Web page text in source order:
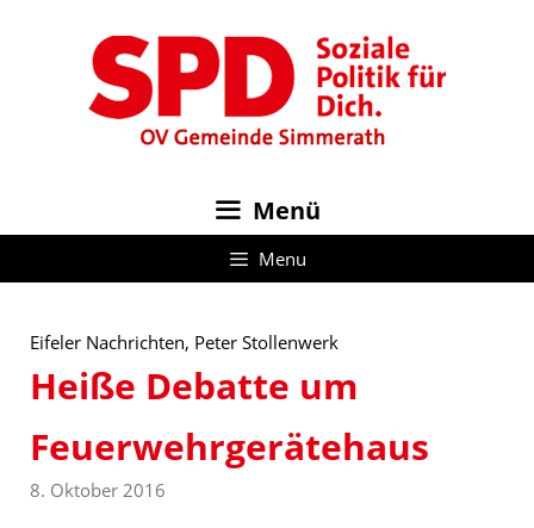
Menü
Menu
Eifeler Nachrichten, Peter Stollenwerk
Heiße Debatte um
Feuerwehrgerätehaus
8. Oktober 2016